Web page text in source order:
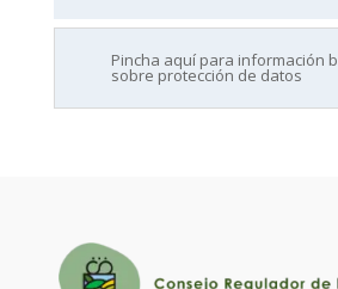
Pincha aquí para información
sobre protección de datos